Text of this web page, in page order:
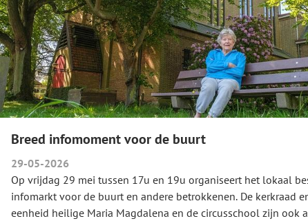
Breed infomoment voor de buurt
29-05-2026
Op vrijdag 29 mei tussen 17u en 19u organiseert het lokaal
infomarkt voor de buurt en andere betrokkenen. De kerkraad
eenheid heilige Maria Magdalena en de circusschool zijn ook